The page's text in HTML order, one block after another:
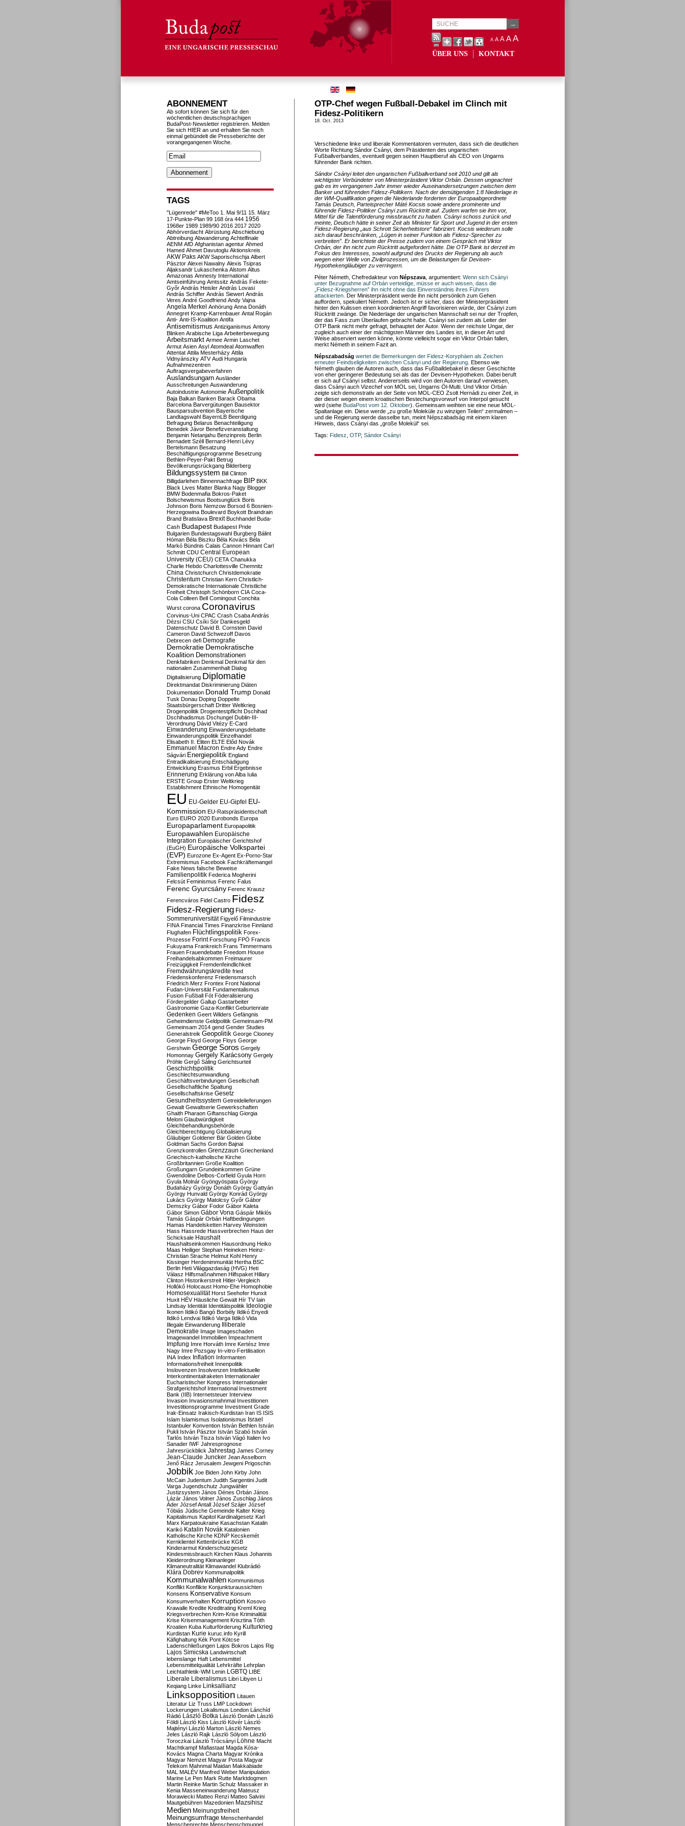
A A A AA
ÜBER UNS KONTAKT
OTP-Chef wegen Fußball-Debakel im Clinch mit
Fidesz-Politikern
18. Oct. 2013
Verschiedene linke und liberale Kommentatoren vermuten, dass sich die deutlichen
Worte Richtung Sándor Csányi, dem Präsidenten des ungarischen
Fußballverbandes, eventuell gegen seinen Hauptberuf als CEO von Ungarns
führender Bank richten.
Sándor Csányi leitet den ungarischen Fußballverband seit 2010 und gilt als
wichtigster Verbündeter von Ministerpräsident Viktor Orbán. Dessen ungeachtet
gab es im vergangenen Jahr immer wieder Auseinandersetzungen zwischen dem
Banker und führenden Fidesz-Politikern. Nach der demütigenden 1:8 Niederlage in
der WM-Qualifikation gegen die Niederlande forderten der Europaabgeordnete
Tamás Deutsch, Parteisprecher Máté Kocsis sowie andere prominente und
führende Fidesz-Politiker Csányi zum Rücktritt auf. Zudem warfen sie ihm vor,
Mittel für die Talentförderung missbraucht zu haben. Csányi schoss zurück und
meinte, Deutsch hätte in seiner Zeit als Minister für Sport und Jugend in der ersten
Fidesz-Regierung „aus Schrott Sicherheitstore“ fabriziert. Kocsis wiederum solle
sich darauf beschränken, „Lügen in seiner Funktion als Fidesz-Sprecher zu
verbreiten”. Er berichtete der Presse zudem von einem Gespräch mit Viktor
Orbán, der ihn nicht zum Rücktritt aufgefordert hätte. Die OTP Bank ist derzeit im
Fokus des Interesses, sowohl aufgrund des Drucks der Regierung als auch
wegen einer Welle von Zivilprozessen, um die Belastungen für Devisen-
Hypothekengläubiger zu verringern.
Péter Németh, Chefredakteur von Népszava , argumentiert: Wenn sich Csányi
unter Bezugnahme auf Orbán verteidige, müsse er auch wissen, dass die
„Fidesz-Kriegsherren” ihn nicht ohne das Einverständnis ihres Führers
attackierten. Der Ministerpräsident werde ihn nicht persönlich zum Gehen
auffordern, spekuliert Németh. Jedoch ist er sicher, dass der Ministerpräsident
hinter den Kulissen einen koordinierten Angriff favorisieren würde, der Csányi zum
Rücktritt zwänge. Die Niederlage der ungarischen Mannschaft sei nur der Tropfen,
der das Fass zum Überlaufen gebracht habe. Csányi sei zudem als Leiter der
OTP Bank nicht mehr gefragt, behauptet der Autor. Wenn der reichste Ungar, der
zugleich auch einer der mächtigsten Männer des Landes ist, in dieser Art und
Weise abserviert werden könne, könnte vielleicht sogar ein Viktor Orbán fallen,
merkt Németh in seinem Fazit an.
Népszabadság wertet die Bemerkungen der Fidesz-Koryphäen als Zeichen
erneuter Feindseligkeiten zwischen Csányi und der Regierung . Ebenso wie
Németh glauben die Autoren auch, dass das Fußballdebakel in dieser Geschichte
von eher geringerer Bedeutung sei als das der Devisen-Hypotheken. Dabei beruft
er sich auf Csányi selbst. Andererseits wird von den Autoren darauf verwiesen,
dass Csányi auch Vizechef von MOL sei, Ungarns Öl-Multi. Und Viktor Orbán
zeigte sich demonstrativ an der Seite von MOL-CEO Zsolt Hernádi zu einer Zeit, in
der dieser wegen einem kroatischen Bestechungsvorwurf von Interpol gesucht
wird (siehe BudaPost vom 12. Oktober). Gemeinsam weihten sie eine neue MOL-
Spaltanlage ein. Diese werde „zu große Moleküle zu winzigen Teilen“ zermalmen –
und die Regierung werde dasselbe tun, meint Népszabadság mit einem klaren
Hinweis, dass Csányi das „große Molekül“ sei.
Tags: Fidesz OTP, Sándor Csányi
ABONNEMENT
Ab sofort können Sie sich für den
wöchentlichen deutschsprachigen
BudaPost-Newsletter registrieren. Melden
Sie sich HIER an und erhalten Sie noch
einmal gebündelt die Presseberichte der
vorangegangenen Woche.
TAGS
"Lügenrede" #MeToo 1. Mai 9/11 15. März
17-Punkte-Plan 99 168 óra 444 1956
1968er 1989 1989/90 2016 2017 2020
Abhörverdacht Abrüstung Abschiebung
Abtreibung Abwanderung Achtelfinale
AENM AfD Afghanistan agentur Ahmed
Hamed Ahmet Davutoglu Aktionskreis
AKW Paks AKW Saporischschja Albert
Pásztor Alexei Nawalny Alexis Tsipras
Aljaksandr Lukaschenka Alstom Altus
Amazonas Amnesty International
Amtseinführung Amtssitz András Fekete-
Győr András Heisler András Lovasi
András Schiffer András Siewert András
Veres André Goodfriend Andy Vajna
Angela Merkel Anhörung Anna Donáth
Annegret Kramp-Karrenbauer Antal Rogán
Anti- Anti-IS-Koalition Antifa
Antisemitismus Antiziganismus Antony
Blinken Arabische Liga Arbeiterbewegung
Arbeitsmarkt Armee Armin Laschet
Armut Asien Asyl Atomdeal Atomwaffen
Attentat Attila Mesterházy Attila
Vidnyánszky ATV Audi Hungaria
Aufnahmezentren
Auftragsvergabeverfahren
Auslandsungarn Ausländer
Ausschreitungen Auswanderung
Autoindustrie Autonomie Außenpolitik
Baja Balkan Banken Barack Obama
Barcelona Barvergütungen Bausektor
Bausparsubvention Bayerische
Landtagswahl BayernLB Beerdigung
Befragung Belarus Benachteiligung
Benedek Jávor Benefizveranstaltung
Benjamin Netanjahu Benzinpreis Berlin
Bernadett Széll Bernard-Henri Lévy
Bertelsmann Besatzung
Beschäftigungsprogramme Besetzung
Bethlen-Peyer-Pakt Betrug
Bevölkerungsrückgang Bilderberg
Bildungssystem Bill Clinton
Billigdarlehen Binnennachfrage BIP BKK
Black Lives Matter Blanka Nagy Blogger
BMW Bodenmafia Bokros-Paket
Bolschewismus Bootsunglück Boris
Johnson Boris Nemzow Borsod 6 Bosnien-
Herzegowina Boulevard Boykott Braindrain
Brand Bratislava Brexit Buchhandel Buda-
Cash Budapest Budapest Pride
Bulgarien Bundestagswahl Burgberg Bálint
Hóman Béla Biszku Béla Kovács Béla
Markó Bündnis Calais Cannon Hinnant Carl
Schmitt CDU Central European
University (CEU) CETA Chanukka
Charlie Hebdo Charlottesville Chemnitz
China Christchurch Christdemokratie
Christentum Christian Kern Christlich-
Demokratische Internationale Christliche
Freiheit Christoph Schönborn CIA Coca-
Cola Colleen Bell Comingout Conchita
Wurst corona Coronavirus
Corvinus-Uni CPAC Crash Csaba András
Dézsi CSU Csíki Sör Dankesgeld
Datenschutz David B. Cornstein David
Cameron David Schwezoff Davos
Debrecen defi Demografie
Demokratie Demokratische
Koalition Demonstrationen
Denkfabriken Denkmal Denkmal für den
nationalen Zusammenhalt Dialog
Digitalisierung Diplomatie
Direktmandat Diskriminierung Diäten
Dokumentation Donald Trump Donald
Tusk Donau Doping Doppelte
Staatsbürgerschaft Dritter Weltkrieg
Drogenpolitik Drogentestpflicht Dschihad
Dschihadismus Dschungel Dublin-III-
Verordnung Dávid Vitézy E-Card
Einwanderung Einwanderungsdebatte
Einwanderungspolitik Einzelhandel
Elisabeth II. Eliten ELTE Előd Novák
Emmanuel Macron Endre Ady Endre
Ságvári Energiepolitik England
Entradikalisierung Entschädigung
Entwicklung Erasmus Erbil Ergebnisse
Erinnerung Erklärung von Alba Iulia
ERSTE Group Erster Weltkrieg
Establishment Ethnische Homogenität
EU EU-Gelder EU-Gipfel EU-
Kommission EU-Ratspräsidentschaft
Euro EURO 2020 Eurobonds Europa
Europaparlament Europapolitik
Europawahlen Europäische
Integration Europäischer Gerichtshof
(EuGH) Europäische Volkspartei
(EVP) Eurozone Ex-Agent Ex-Porno-Star
Extremismus Facebook Fachkräftemangel
Fake News falsche Beweise
Familienpolitik Federica Mogherini
Felcsút Feminismus Ferenc Falus
Ferenc Gyurcsány Ferenc Krausz
Ferencváros Fidel Castro Fidesz
Fidesz-Regierung Fidesz-
Sommeruniversität Figyelő Filmindustrie
FINA Financial Times Finanzkrise Finnland
Flughafen Flüchtlingspolitik Forex-
Prozesse Forint Forschung FPÖ Francis
Fukuyama Frankreich Frans Timmermans
Frauen Frauendebatte Freedom House
Freihandelsabkommen Freimaurer
Freizügigkeit Fremdenfeindlichkeit
Fremdwährungskredite fried
Friedenskonferenz Friedensmarsch
Friedrich Merz Frontex Front National
Fudan-Universität Fundamentalismus
Fusion Fußball Fót Föderalisierung
Fördergelder Gallup Gastarbeiter
Gastronomie Gaza-Konflikt Geburtenrate
Gedenken Geert Wilders Gefängnis
Geheimdienste Geldpolitik Gemeinsam-PM
Gemeinsam 2014 gend Gender Studies
Generalstreik Geopolitik George Clooney
George Floyd George Floys George
Gershwin George Soros Gergely
Homonnay Gergely Karácsony Gergely
Pröhle Gergő Sáling Gerichtsurteil
Geschichtspolitik
Geschlechtsumwandlung
Geschäftsverbindungen Gesellschaft
Gesellschaftliche Spaltung
Gesellschaftskrise Gesetz
Gesundheitssystem Getreidelieferungen
Gewalt Gewaltserie Gewerkschaften
Ghaith Pharaon Giftanschlag Giorgia
Meloni Glaubwürdigkeit
Gleichbehandlungsbehörde
Gleichberechtigung Globalisierung
Gläubiger Goldener Bär Golden Globe
Goldman Sachs Gordon Bajnai
Grenzkontrollen Grenzzaun Griechenland
Griechisch-katholische Kirche
Großbritannien Große Koalition
Großungarn Grundeinkommen Grüne
Gwendoline Delbos-Corfield Gyula Horn
Gyula Molnár Gyöngyöspata György
Budaházy György Donáth György Gattyán
György Hunvald György Konrád György
Lukács György Matolcsy Győr Gábor
Demszky Gábor Fodor Gábor Kaleta
Gábor Simon Gábor Vona Gáspár Miklós
Tamás Gáspár Orbán Haftbedingungen
Hamas Handelsketten Harvey Weinstein
Hass Hassrede Hassverbrechen Haus der
Schicksale Haushalt
Haushaltseinkommen Hausordnung Heiko
Maas Heiliger Stephan Heineken Heinz-
Christian Strache Helmut Kohl Henry
Kissinger Herdenimmunität Hertha BSC
Berlin Heti Világgazdaság (HVG) Heti
Válasz Hilfsmaßnahmen Hilfspaket Hillary
Clinton Historikerstreit Hitler-Vergleich
Hollókő Holocaust Homo-Ehe Homophobie
Homosexualität Horst Seehofer Hunxit
Huxit HÉV Häusliche Gewalt Hír TV Iain
Lindsay Identität Identitätspolitik Ideologie
Ikonen Ildikó Bangó Borbély Ildikó Enyedi
Ildikó Lendvai Ildikó Varga Ildikó Vida
Illegale Einwanderung Illiberale
Demokratie Image Imageschaden
Imagewandel Immobilien Impeachment
Impfung Imre Horváth Imre Kertész Imre
Nagy Imre Pozsgay In-vitro-Fertilisation
INA Index Inflation Informanten
Informationsfreiheit Innenpolitik
Inslovenzen Insolvenzen Intellektuelle
Interkontinentalraketen Internationaler
Eucharistischer Kongress Internationaler
Strafgerichtshof International Investment
Bank (IIB) Internetsteuer Interview
Invasion Invasionsmahnmal Investitionen
Investitionsprogramme Investment Grade
Irak-Einsatz Irakisch-Kurdistan Iran IS ISIS
Islam Islamismus Isolationismus Israel
Istanbuler Konvention István Bethlen István
Pukli István Pásztor István Szabó István
Tarlós István Tisza István Vágó Italien Ivo
Sanader IWF Jahresprognose
Jahresrückblick Jahrestag James Corney
Jean-Claude Juncker Jean Asselborn
Jenő Rácz Jerusalem Jewgeni Prigoschin
Jobbik Joe Biden John Kirby John
McCain Judentum Judith Sargentini Judit
Varga Jugendschutz Jungwähler
Justizsystem János Dénes Orbán János
Lázár János Volner János Zuschlag János
Áder József Antall József Szájer József
Tóbiás Jüdische Gemeinde Kalter Krieg
Kapitalismus Kapitol Kardinalgesetz Karl
Marx Karpatoukraine Kasachstan Katalin
Karikó Katalin Novák Katalonien
Katholische Kirche KDNP Kecskemét
Kernklientel Kettenbrücke KGB
Kinderarmut Kinderschutzgesetz
Kindesmissbrauch Kirchen Klaus Johannis
Kleiderordnung Kleinanleger
Klimaneutralität Klimawandel Klubrádió
Klára Dobrev Kommunalpolitik
Kommunalwahlen Kommunismus
Konflikt Konflikte Konjunkturaussichten
Konsens Konservative Konsum
Konsumverhalten Korruption Kosovo
Krawalle Kredite Kreditrating Kreml Krieg
Kriegsverbrechen Krim-Krise Kriminalität
Krise Krisenmanagement Krisztina Tóth
Kroatien Kuba Kulturförderung Kulturkrieg
Kurdistan Kurie kuruc.info Kyrill
Käfighaltung Kék Pont Kötcse
Ladenschließungen Lajos Bokros Lajos Rig
Lajos Simicska Landwirtschaft
lebenslange Haft Lebensmittel
Lebensmittelqualität Lehrkräfte Lehrplan
Leichtathletik-WM Lenin LGBTQ LIBE
Liberale Liberalismus Libri Libyen Li
Keqiang Linke Linksallianz
Linksopposition Litauen
Literatur Liz Truss LMP Lockdown
Lockerungen Lokalismus London Lánchíd
Rádió
László Botka László Donáth László
Földi László Kiss László Kövér László
Majtényi László Marton László Nemes
Jeles László Rajk László Sólyom László
Toroczkai László Trócsányi Löhne Macht
Machtkampf Mafiastaat Magda Kósa-
Kovács Magna Charta Magyar Krónika
Magyar Nemzet Magyar Posta Magyar
Telekom Mahnmal Maidan Makkabiade
MAL MALÉV Manfred Weber Manipulation
Marine Le Pen Mark Rutte Marktdogmen
Martin Reinke Martin Schulz Massaker in
Kenia Masseneinwanderung Mateusz
Morawiecki Matteo Renzi Matteo Salvini
Mautgebühren Mazedonien Mazsihisz
Medien Meinungsfreiheit
Meinungsumfrage Menschenhandel
Menschenrechte Menschenschmuggel